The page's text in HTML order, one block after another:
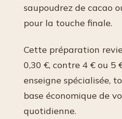
saupoudrez de cacao
pour la touche finale.
Cette préparation
0,30 €, contre 4 € ou 5
enseigne spécialisée,
base économique de
quotidienne.